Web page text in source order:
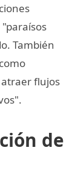
También
flujos
de